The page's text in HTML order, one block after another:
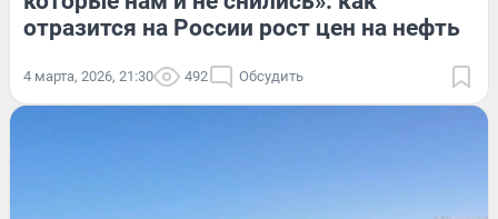
отразится на России рост цен на нефть
4 марта, 2026, 21:30 492 Обсудить